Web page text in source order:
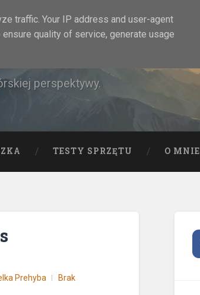
perspektywy.
TESTY SPRZĘTU O MNIE
Prehyba
Brak
traffic. Your IP address and user-agent
quality of service, generate usage